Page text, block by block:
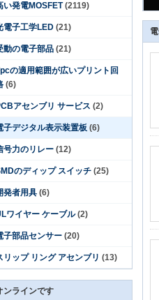
い発電MOSFET (2119)
電子工学LED (21)
動の電子部品 (21)
の適用範囲が広いプリント回
(6)
アセンブリ サービス (2)
子デジタル表示装置板 (6)
号力のリレー (12)
のディップ スイッチ (25)
発者用具 (6)
ワイヤー ケーブル (2)
子部品センサー (20)
リップ リング アセンブリ (13)
ンラインです